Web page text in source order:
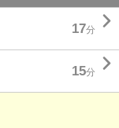
17分 
15分 